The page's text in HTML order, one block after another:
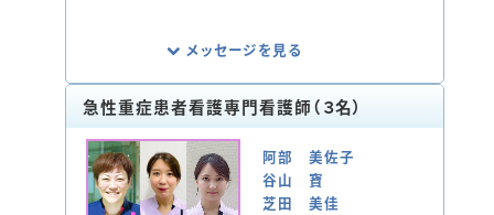
メッセージを見る
がん診断の前段階から、がんとのつきあい
は始まります。がん患者さまとご家族の方
が、大学病院での治療と日常生活が両立で
きるよう医療チームで協働しています。
当院にはがん患者様さまを支える緩和ケア
急性重症患者看護専門看護師（３名）
阿部 美佐子
谷山 寶
芝田 美佳